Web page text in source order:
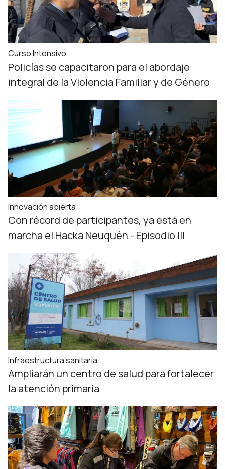
Curso Intensivo
Policías se capacitaron para el abordaje
integral de la Violencia Familiar y de Género
Innovación abierta
Con récord de participantes, ya está en
marcha el Hacka Neuquén - Episodio III
Infraestructura sanitaria
Ampliarán un centro de salud para fortalecer
la atención primaria